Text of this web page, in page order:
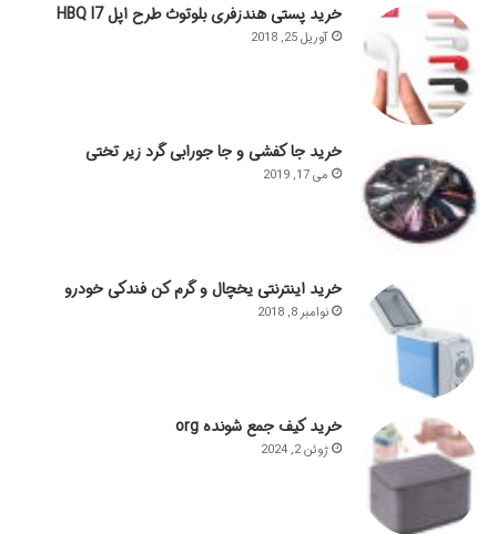
خرید پستی هندزفری بلوتوث طرح اپل HBQ I7
آوریل 25, 2018
خرید جا کفشی و جا جورابی گرد زیر تختی
می 17, 2019
خرید اینترنتی یخچال و گرم کن فندکی خودرو
نوامبر 8, 2018
خرید کیف جمع شونده org
ژوئن 2, 2024